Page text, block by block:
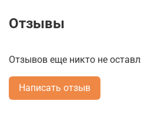
Отзывы
Отзывов еще никто не
Написать отзыв